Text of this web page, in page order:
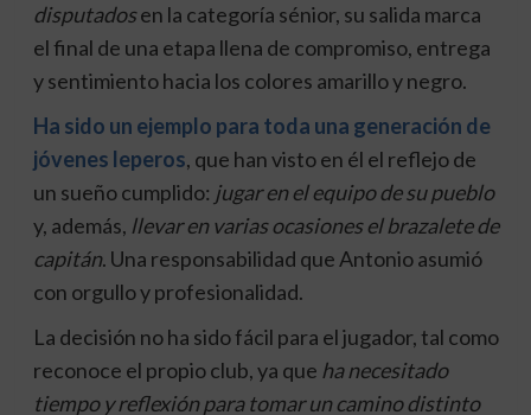
disputadosen la categoría sénior, su salida marca
el final de una etapa llena de compromiso, entrega
y sentimiento hacia los colores amarillo y negro.
Ha sido un ejemplo para toda una generación de
jóvenes leperos, que han visto en él el reflejo de
un sueño cumplido: jugar en el equipo de su pueblo
y, además, llevar en varias ocasiones el brazalete de
capitán. Una responsabilidad que Antonio asumió
con orgullo y profesionalidad.
La decisión no ha sido fácil para el jugador, tal como
reconoce el propio club, ya que ha necesitado
tiempo y reflexión para tomar un camino distinto